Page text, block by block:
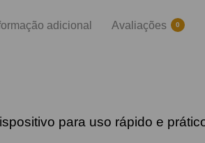
adicional Avaliações 0
para uso rápido e